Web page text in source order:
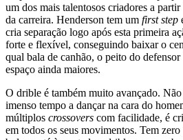
um dos mais talentosos criadores a
da carreira. Henderson tem um first step
cria separação logo após esta primeira
forte e flexível, conseguindo baixar o
qual bala de canhão, o peito do
espaço ainda maiores.
O drible é também muito avançado.
imenso tempo a dançar na cara do
múltiplos crossovers com facilidade, é
em todos os seus movimentos. Tem